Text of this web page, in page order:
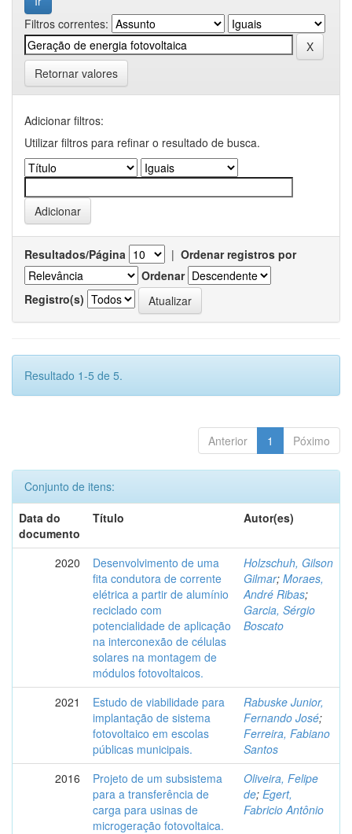
Filtros correntes:
Retornar valores
Adicionar filtros:
Utilizar filtros para refinar o resultado de busca.
Resultados/Página | Ordenar registros por
Ordenar
Registro(s)
Resultado 1-5 de 5.
Anterior 1 Póximo
Conjunto de itens:
Data do
documento
Título Autor(es)
2020
Desenvolvimento de uma
fita condutora de corrente
elétrica a partir de alumínio
reciclado com
potencialidade de aplicação
na interconexão de células
solares na montagem de
módulos fotovoltaicos.
Holzschuh, Gilson
Gilmar; Moraes,
André Ribas;
Garcia, Sérgio
Boscato
2021
Estudo de viabilidade para
implantação de sistema
fotovoltaico em escolas
públicas municipais.
Rabuske Junior,
Fernando José;
Ferreira, Fabiano
Santos
2016
Projeto de um subsistema
para a transferência de
carga para usinas de
microgeração fotovoltaica.
Oliveira, Felipe
de; Egert,
Fabricio Antônio